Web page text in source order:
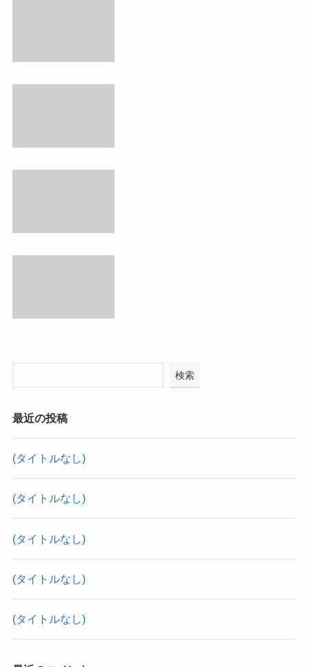
検索
最近の投稿
(タイトルなし)
(タイトルなし)
(タイトルなし)
(タイトルなし)
(タイトルなし)